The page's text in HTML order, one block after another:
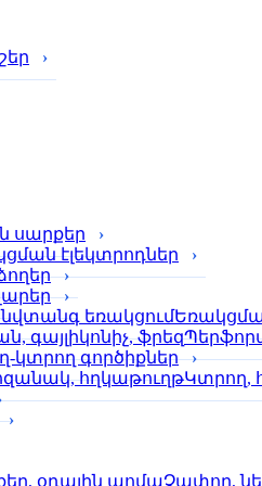
սարքեր
էլեկտրոդներ
կտրող գործիքներ
Կտրող,
Չափող,